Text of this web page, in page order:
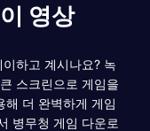
영상
하고 계시나요? 녹
스크린으로 게임을
해 더 완벽하게 게임
병무청 게임 다운로